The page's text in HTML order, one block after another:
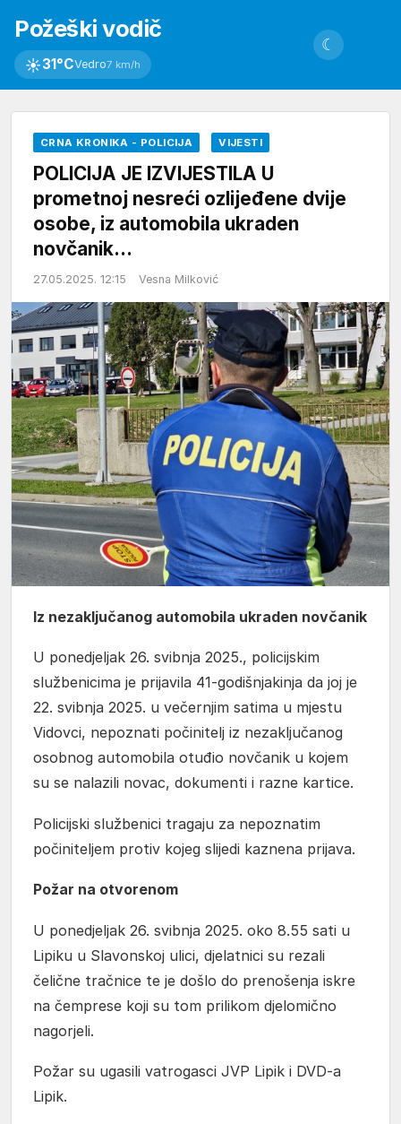
Požeški vodič
☀31°CVedro7 km/h
☾
CRNA KRONIKA - POLICIJA VIJESTI
POLICIJA JE IZVIJESTILA U
prometnoj nesreći ozlijeđene dvije
osobe, iz automobila ukraden
novčanik…
27.05.2025. 12:15 Vesna Milković
Iz nezaključanog automobila ukraden novčanik
U ponedjeljak 26. svibnja 2025., policijskim
službenicima je prijavila 41-godišnjakinja da joj je
22. svibnja 2025. u večernjim satima u mjestu
Vidovci, nepoznati počinitelj iz nezaključanog
osobnog automobila otuđio novčanik u kojem
su se nalazili novac, dokumenti i razne kartice.
Policijski službenici tragaju za nepoznatim
počiniteljem protiv kojeg slijedi kaznena prijava.
Požar na otvorenom
U ponedjeljak 26. svibnja 2025. oko 8.55 sati u
Lipiku u Slavonskoj ulici, djelatnici su rezali
čelične tračnice te je došlo do prenošenja iskre
na čemprese koji su tom prilikom djelomično
nagorjeli.
Požar su ugasili vatrogasci JVP Lipik i DVD-a
Lipik.